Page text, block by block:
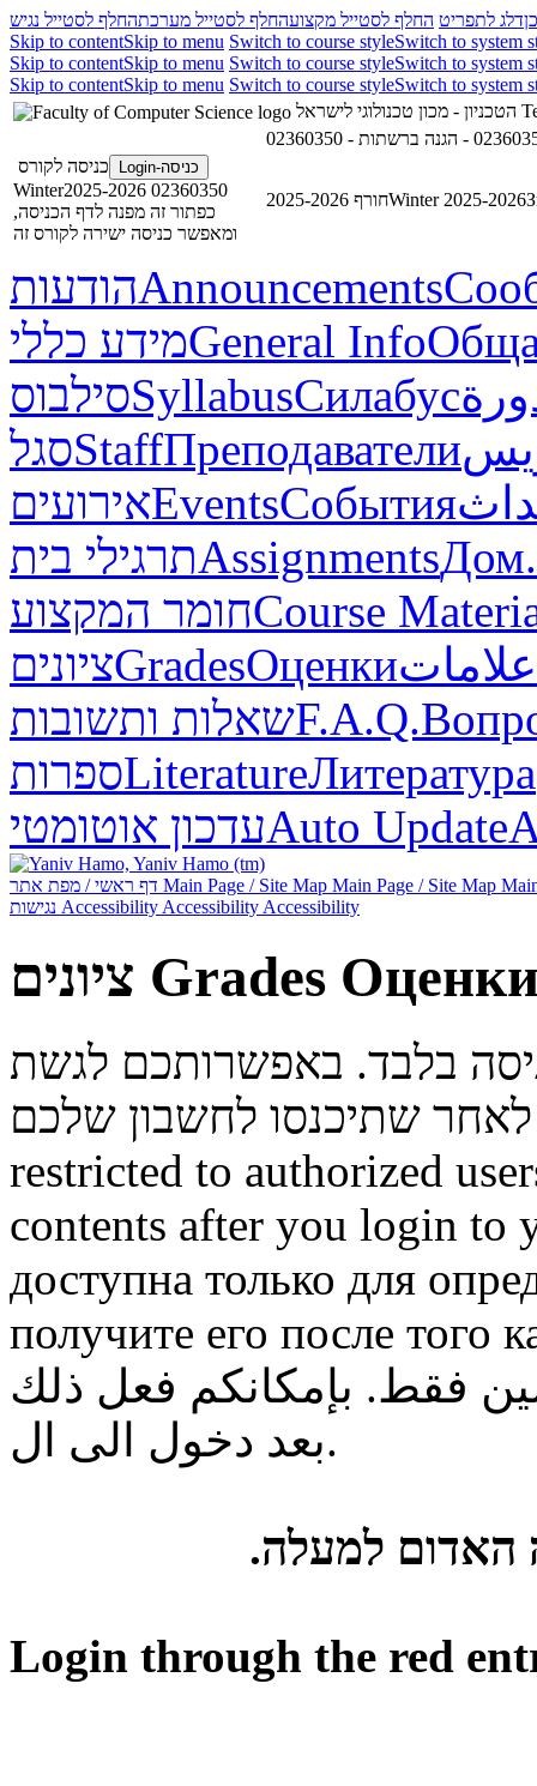
דלג לתפריט החלף לסטייל מקצועהחלף לסטייל מערכתהחלף לסטייל נגיש
Skip to contentSkip to menu Switch to course styleSwitch to system
Skip to contentSkip to menu Switch to course styleSwitch to system
Skip to contentSkip to menu Switch to course styleSwitch to system
כניסה-Login
כניסה לקורס
02360350 Winter2025-2026
כפתור זה מפנה לדף הכניסה,
ומאפשר כניסה ישירה לקורס זה
חורף 2025-2026Winter 2025-2026
הודעותAnnouncements
מידע כלליGeneral Info
סילבוסSyllabusСилабус
סגלStaffПреподаватели
אירועיםEventsСобытия
תרגילי ביתAssignmentsДом.
חומר המקצועCourse
ציוניםGradesОценкиعلامات
שאלות ותשובותF.A.Q.
ספרותLiteratureЛитература
עדכון אוטומטיAuto Update
Main Page / Site Map Main Page / Site Map
Accessibility Accessibility Accessibility
ציונים Grades
בלבד. באפשרותכם לגשת
restricted to authorized
contents after you login to
доступна только для
получите его после того
فقط. بإمكانكم فعل ذلك
بعد دخول الى ال.
האדום למעלה.
Login through the red